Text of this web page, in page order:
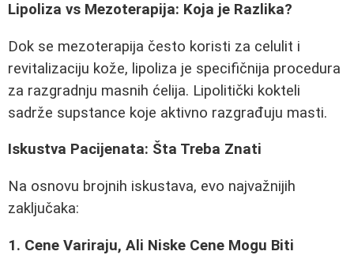
Lipoliza vs Mezoterapija: Koja je Razlika?
Dok se mezoterapija često koristi za celulit i
revitalizaciju kože, lipoliza je specifičnija procedura
za razgradnju masnih ćelija. Lipolitički kokteli
sadrže supstance koje aktivno razgrađuju masti.
Iskustva Pacijenata: Šta Treba Znati
Na osnovu brojnih iskustava, evo najvažnijih
zaključaka:
1. Cene Variraju, Ali Niske Cene Mogu Biti